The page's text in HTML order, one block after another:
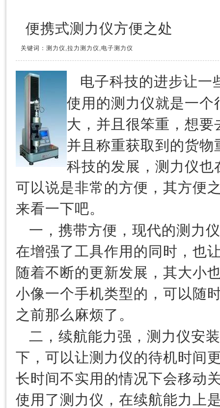
便携式测力仪方便之处
关键词：测力仪,拉力测力仪,电子测力仪
电子科技的进步让一
使用的测力仪就是一个
大，并且很笨重，想
并且称重获取到的货
科技的发展，测力仪
可以说是非常的方便，其方便
来看一下吧。
一，携带方便，现代的测力
在增强了工具作用的同时，也
随着不断的更新发展，其大小
小像一个手机类型的，可以随
之前那么麻烦了。
二，续航能力强，测力仪安
下，可以让测力仪的待机时间
长时间不实用的情况下会移动
使用了测力仪，在续航能力上